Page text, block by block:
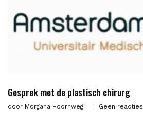
Gesprek met de plastisch chirurg
door Morgana Hoornweg Geen reacties